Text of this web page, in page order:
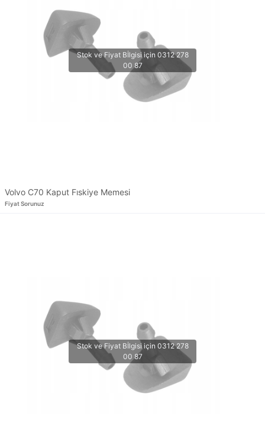
Volvo C70 Kaput Fıskiye Memesi
Fiyat Sorunuz